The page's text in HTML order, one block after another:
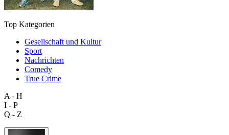
Top Kategorien
Gesellschaft und Kultur
Sport
Nachrichten
Comedy
True Crime
A - H
I - P
Q - Z